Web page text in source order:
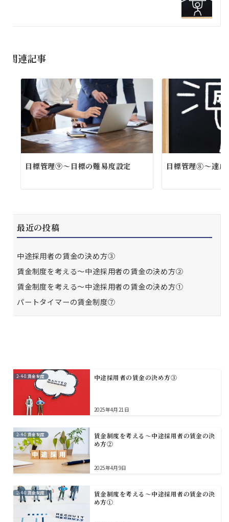
シ
ン
関連記事
目標管理⑨～目標の難易度設定 目標管理⑧～達成
最近の投稿
中途採用者の賃金の決め方③
賃金制度を考える～中途採用者の賃金の決め方②
賃金制度を考える～中途採用者の賃金の決め方①
パートタイマーの賃金制度⑦
2-4-0.賃金制度 中途採用者の賃金の決め方③
2025年4月21日
2-4-0.賃金制度
賃金制度を考える～中途採用者の賃金の決
め方②
2025年4月9日
2-4-0.賃金制度
賃金制度を考える～中途採用者の賃金の決
め方①